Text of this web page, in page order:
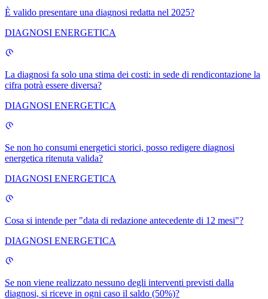
È valido presentare una diagnosi redatta nel 2025?
DIAGNOSI ENERGETICA
La diagnosi fa solo una stima dei costi: in sede di rendicontazione la
cifra potrà essere diversa?
DIAGNOSI ENERGETICA
Se non ho consumi energetici storici, posso redigere diagnosi
energetica ritenuta valida?
DIAGNOSI ENERGETICA
Cosa si intende per "data di redazione antecedente di 12 mesi"?
DIAGNOSI ENERGETICA
Se non viene realizzato nessuno degli interventi previsti dalla
diagnosi, si riceve in ogni caso il saldo (50%)?